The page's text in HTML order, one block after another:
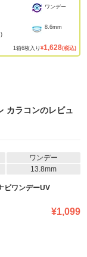
ワンデー
)
8.6mm
1箱6枚入り ¥1,628(税込)
カラコンのレビュ
ワンデー
13.8mm
ビワンデーUV
¥1,099